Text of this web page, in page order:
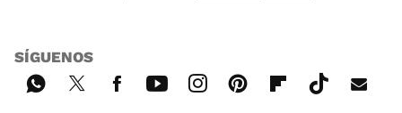
SÍGUENOS